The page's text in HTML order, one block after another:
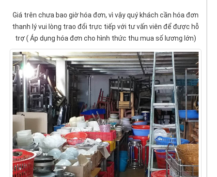
Giá trên chưa bao giờ hóa đơn, vì vậy quý khách cần hóa đơn
thanh lý vui lòng trao đổi trực tiếp với tư vấn viên để được hỗ
trợ ( Áp dụng hóa đơn cho hình thức thu mua số lương lớn)